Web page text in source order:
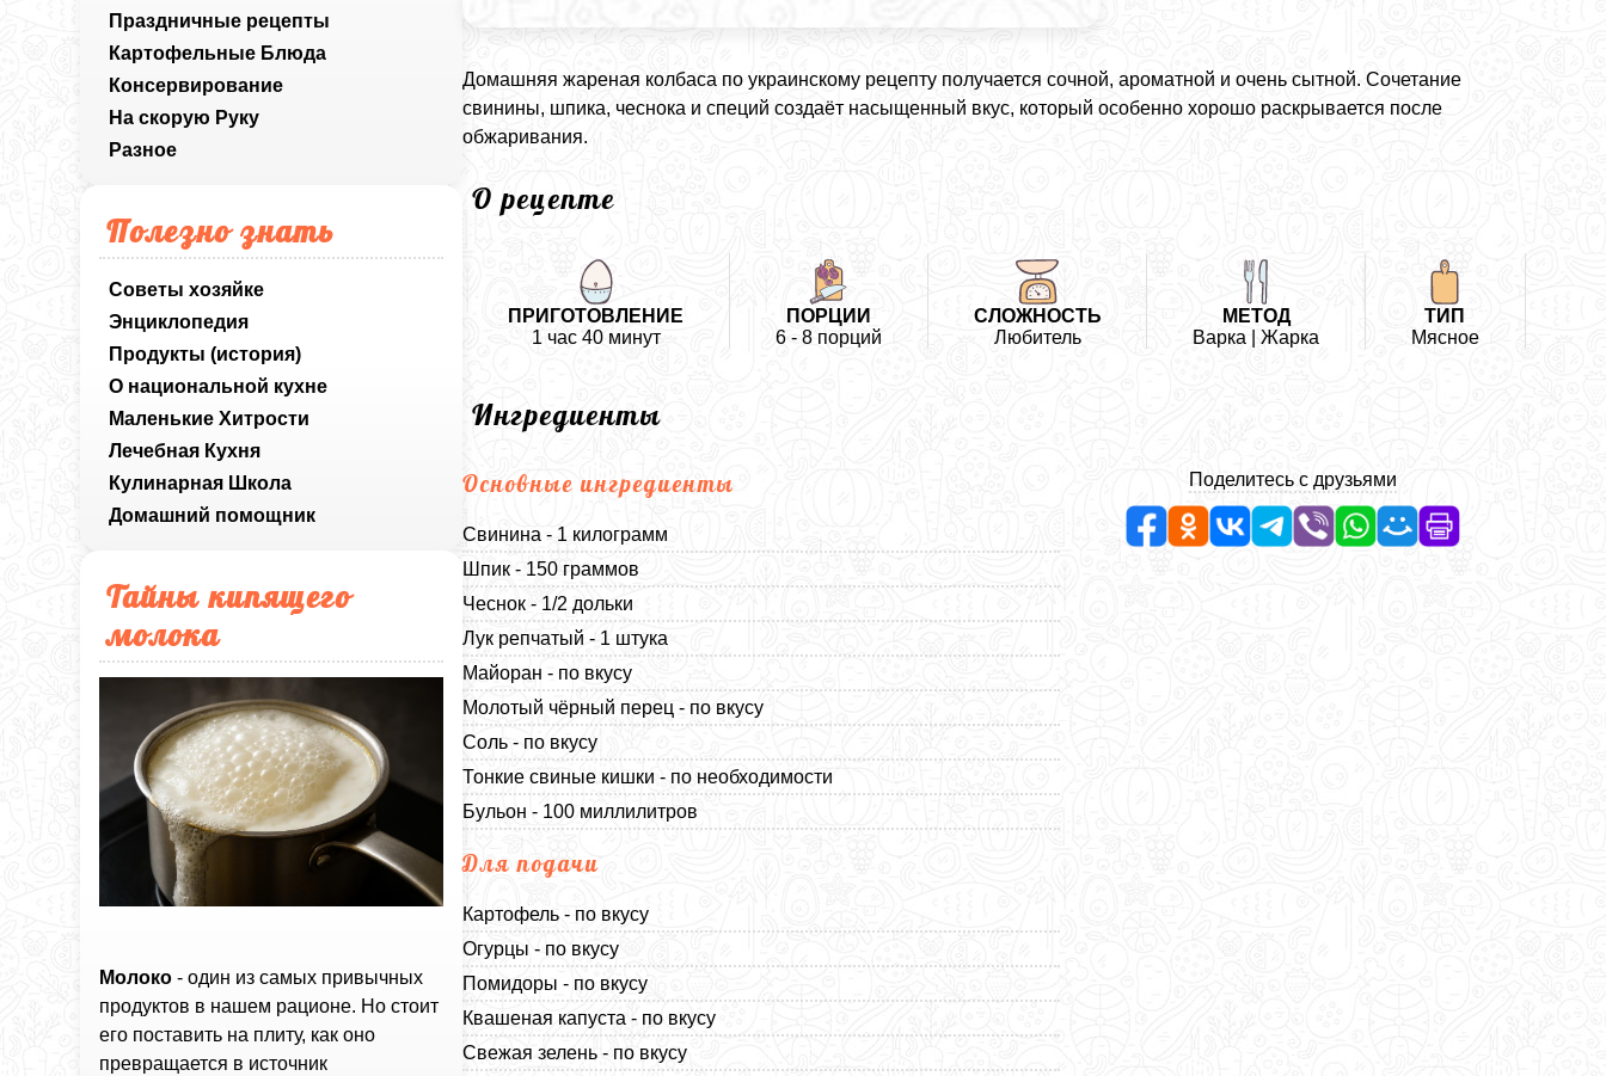
Праздничные рецепты
Картофельные Блюда
Консервирование
На скорую Руку
Разное
Полезно знать
Советы хозяйке
Энциклопедия
Продукты (история)
О национальной кухне
Маленькие Хитрости
Лечебная Кухня
Кулинарная Школа
Домашний помощник
Тайны кипящего
молока
Молоко - один из самых привычных
продуктов в нашем рационе. Но стоит
его поставить на плиту, как оно
превращается в источник
Домашняя жареная колбаса по украинскому рецепту получается сочной, ароматной и очень сытной. Сочетание
свинины, шпика, чеснока и специй создаёт насыщенный вкус, который особенно хорошо раскрывается после
обжаривания.
О рецепте
ПРИГОТОВЛЕНИЕ
1 час 40 минут
ПОРЦИИ
6 - 8 порций
СЛОЖНОСТЬ
Любитель
МЕТОД
Варка | Жарка
ТИП
Мясное
Ингредиенты
Основные ингредиенты
Свинина - 1 килограмм
Шпик - 150 граммов
Чеснок - 1/2 дольки
Лук репчатый - 1 штука
Майоран - по вкусу
Молотый чёрный перец - по вкусу
Соль - по вкусу
Тонкие свиные кишки - по необходимости
Бульон - 100 миллилитров
Для подачи
Картофель - по вкусу
Огурцы - по вкусу
Помидоры - по вкусу
Квашеная капуста - по вкусу
Свежая зелень - по вкусу
Поделитесь с друзьями